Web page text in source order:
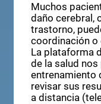
Muchos
daño cerebral,
trastorno,
coordinación o
La plataforma
de la salud
entrenamiento
revisar sus
a distancia